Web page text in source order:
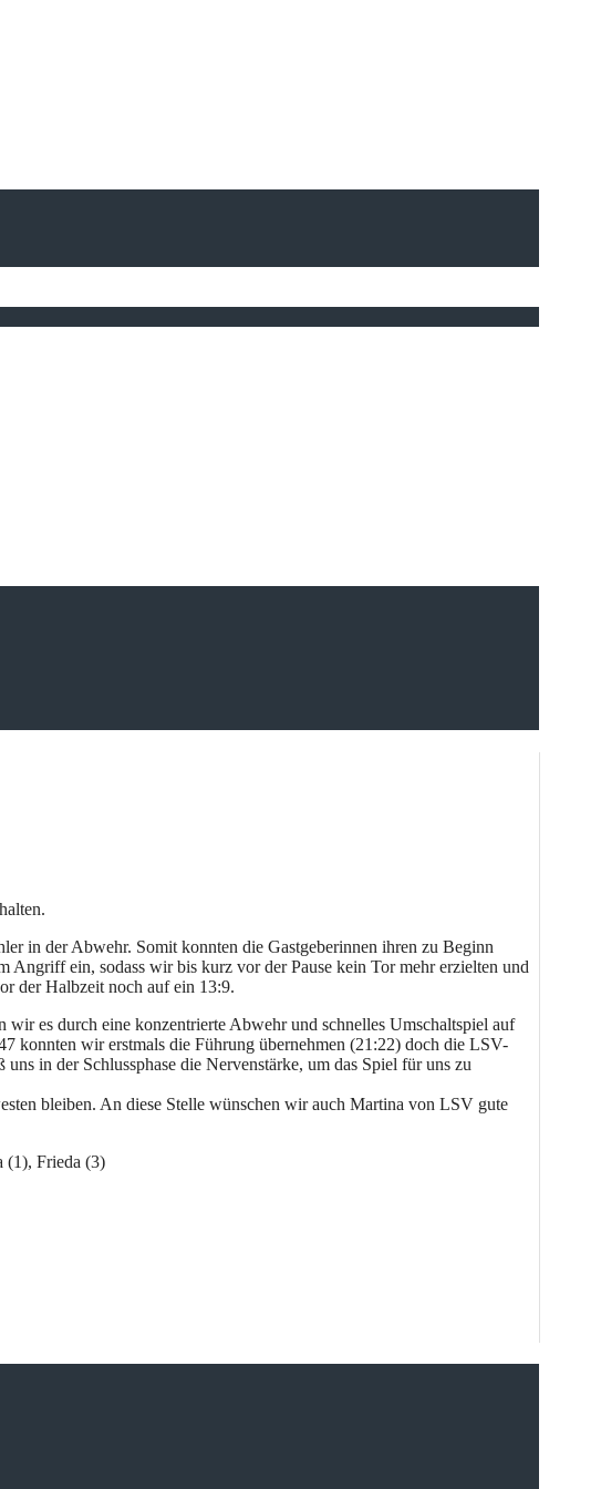
in der Abwehr. Somit konnten die Gastgeberinnen ihren zu Beginn
Angriff ein, sodass wir bis kurz vor der Pause kein Tor mehr erzielten und
der Halbzeit noch auf ein 13:9.
es durch eine konzentrierte Abwehr und schnelles Umschaltspiel auf
konnten wir erstmals die Führung übernehmen (21:22) doch die LSV-
in der Schlussphase die Nervenstärke, um das Spiel für uns zu
bleiben. An diese Stelle wünschen wir auch Martina von LSV gute
(1), Frieda (3)